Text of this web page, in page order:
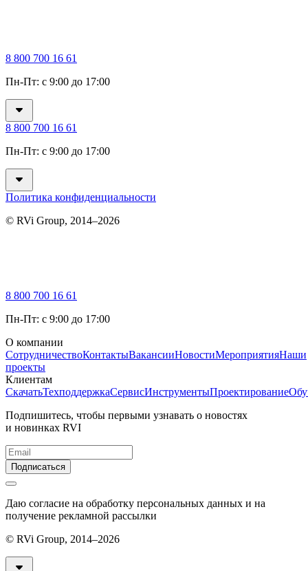
8 800 700 16 61
Пн-Пт: с 9:00 до 17:00
8 800 700 16 61
Пн-Пт: с 9:00 до 17:00
Политика конфиденциальности
© RVi Group, 2014–2026
8 800 700 16 61
Пн-Пт: с 9:00 до 17:00
О компании
СотрудничествоКонтактыВакансииНовостиМероприятияНаши
проекты
Клиентам
СкачатьТехподдержкаСервисИнструментыПроектирование
Подпишитесь, чтобы первыми узнавать о новостях
и новинках RVI
Подписаться
Даю согласие на обработку персональных данных и на
получение рекламной рассылки
© RVi Group, 2014–2026